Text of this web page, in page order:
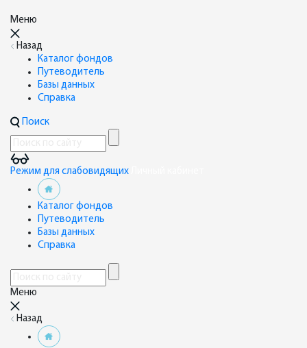
Меню
Назад
Каталог фондов
Путеводитель
Базы данных
Справка
Поиск
Режим для слабовидящих
Каталог фондов
Путеводитель
Базы данных
Справка
Меню
Назад